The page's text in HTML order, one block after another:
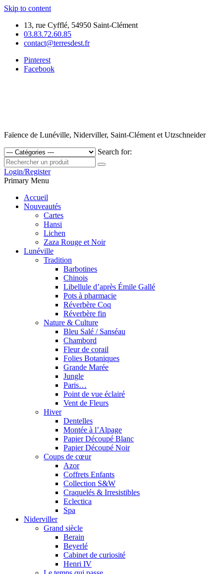
Skip to content
13, rue Cyfflé, 54950 Saint-Clément
03.83.72.60.85
contact@terresdest.fr
Pinterest
Facebook
Faïence de Lunéville, Niderviller, Saint-Clément et Utzschneider
Search for:
Login/Register
Primary Menu
Accueil
Nouveautés
Cartes
Hansi
Lichen
Zaza Rouge et Noir
Lunéville
Tradition
Barbotines
Chinois
Libellule d’après Émile Gallé
Pots à pharmacie
Réverbère Coq
Réverbère fin
Nature & Culture
Bleu Salé / Sanséau
Chambord
Fleur de corail
Folies Botaniques
Grande Marée
Jungle
Paris…
Point de vue éclairé
Vent de Fleurs
Hiver
Dentelles
Montée à l’Alpage
Papier Découpé Blanc
Papier Découpé Noir
Coups de cœur
Azor
Coffrets Enfants
Collection S&W
Craquelés & Irresistibles
Eclectica
Spa
Niderviller
Grand siècle
Berain
Beyerlé
Cabinet de curiosité
Henri IV